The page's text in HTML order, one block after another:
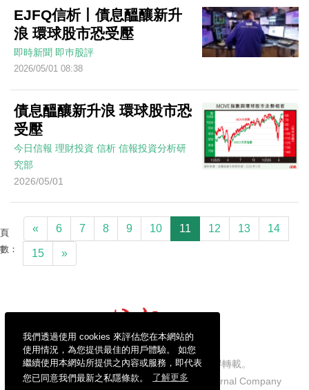
我們透過使用 cookies 來評估您在本網站的
使用情況，為您提供最佳的用戶體驗。 如您
繼續使用本網站所提供之內容或服務，即代表
您已同意我們最新之私隱條款。
了解更多
EJFQ信析丨債息醞釀新升
浪 環球股市恐受壓
即時新聞 即巿股評
2026/05/01 08:38
債息醞釀新升浪 環球股市恐
受壓
今日信報 理財投資 信析 信報投資分析研
究部
2026/05/01
頁
數：
« 6 7 8 9 10 11 12 13 14
15 »
信報財經新聞有限公司版權所有，不得轉載。
Copyright © 2026 Hong Kong Economic Journal Company